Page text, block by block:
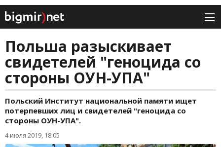
Польша разыскивает
свидетелей "геноцида со
стороны ОУН-УПА"
Польский Институт национальной памяти ищет
потерпевших лиц и свидетелей "геноцида со
стороны ОУН-УПА".
4 июля 2019, 18:05